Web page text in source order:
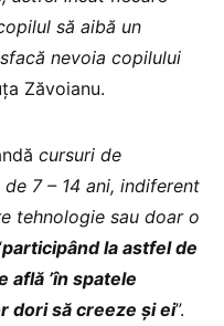
să aibă un
nevoia copilului
Zăvoianu.
cursuri de
7 – 14 ani, indiferent
tehnologie sau doar o
participând la astfel de
află ’în spatele
dori să creeze și ei”.